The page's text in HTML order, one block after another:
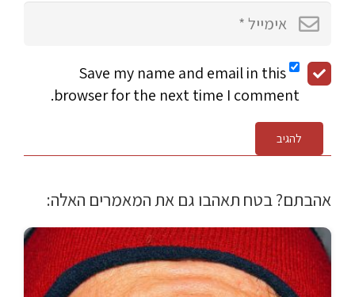
Save my name and email in this
browser for the next time I comment.
להגיב
אהבתם? בטח תאהבו גם את המאמרים האלה: